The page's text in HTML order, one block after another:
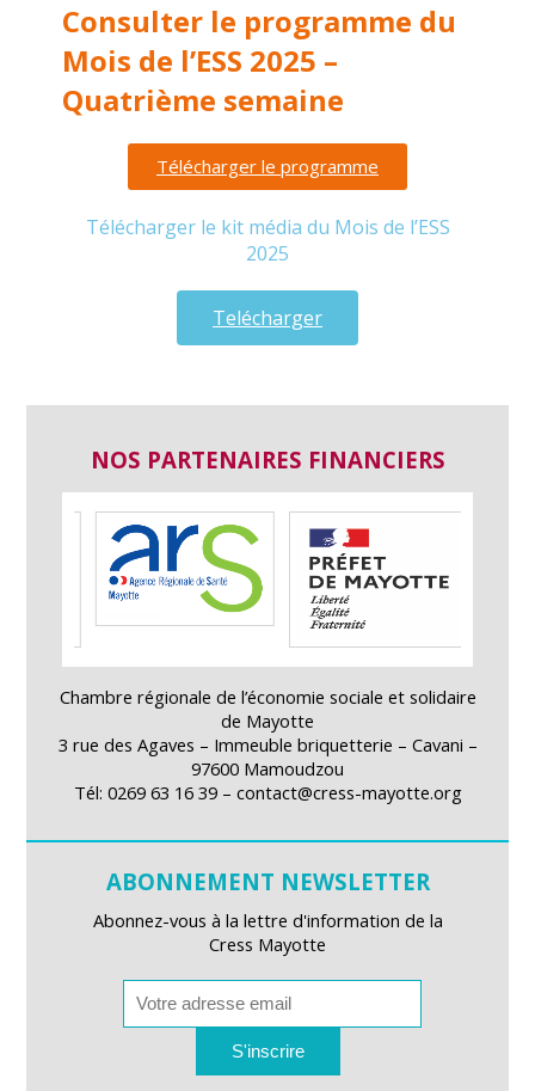
Consulter le programme du
Mois de l’ESS 2025 –
Quatrième semaine
Télécharger le programme
Télécharger le kit média du Mois de l’ESS
2025
Telécharger
NOS PARTENAIRES FINANCIERS
Chambre régionale de l’économie sociale et solidaire
de Mayotte
3 rue des Agaves – Immeuble briquetterie – Cavani –
97600 Mamoudzou
Tél: 0269 63 16 39 – contact@cress-mayotte.org
ABONNEMENT NEWSLETTER
Abonnez-vous à la lettre d'information de la
Cress Mayotte
S'inscrire